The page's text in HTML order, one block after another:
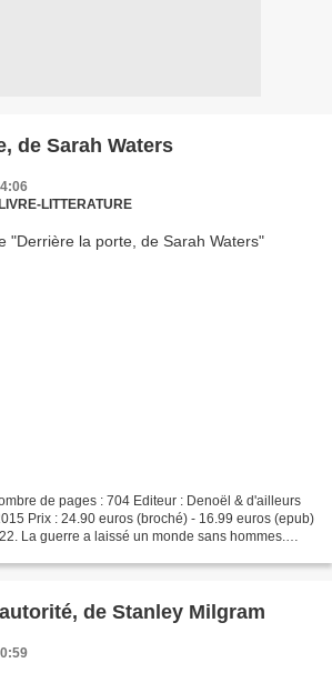
de Sarah Waters
LITTERATURE
de pages : 704 Editeur : Denoël & d'ailleurs
Prix : 24.90 euros (broché) - 16.99 euros (epub)
La guerre a laissé un monde sans hommes.
de Stanley Milgram